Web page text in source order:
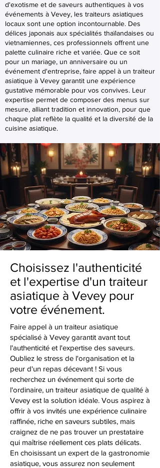
d'exotisme et de saveurs authentiques à vos
événements à Vevey, les traiteurs asiatiques
locaux sont une option incontournable. Des
délices japonais aux spécialités thaïlandaises ou
vietnamiennes, ces professionnels offrent une
palette culinaire riche et variée. Que ce soit
pour un mariage, un anniversaire ou un
événement d'entreprise, faire appel à un traiteur
asiatique à Vevey garantit une expérience
gustative mémorable pour vos convives. Leur
expertise permet de composer des menus sur
mesure, alliant tradition et innovation, pour que
chaque plat reflète la qualité et la diversité de la
cuisine asiatique.
Choisissez l'authenticité
et l'expertise d'un traiteur
asiatique à Vevey pour
votre événement.
Faire appel à un traiteur asiatique
spécialisé à Vevey garantit avant tout
l'authenticité et l'expertise des saveurs.
Oubliez le stress de l'organisation et la
peur d'un repas décevant ! Si vous
recherchez un événement qui sorte de
l'ordinaire, un traiteur asiatique de qualité à
Vevey est la solution idéale. Vous aspirez à
offrir à vos invités une expérience culinaire
raffinée, riche en saveurs subtiles, mais
craignez de ne pas trouver un prestataire
qui maîtrise réellement ces plats délicats.
En choisissant un expert de la gastronomie
asiatique, vous assurez non seulement